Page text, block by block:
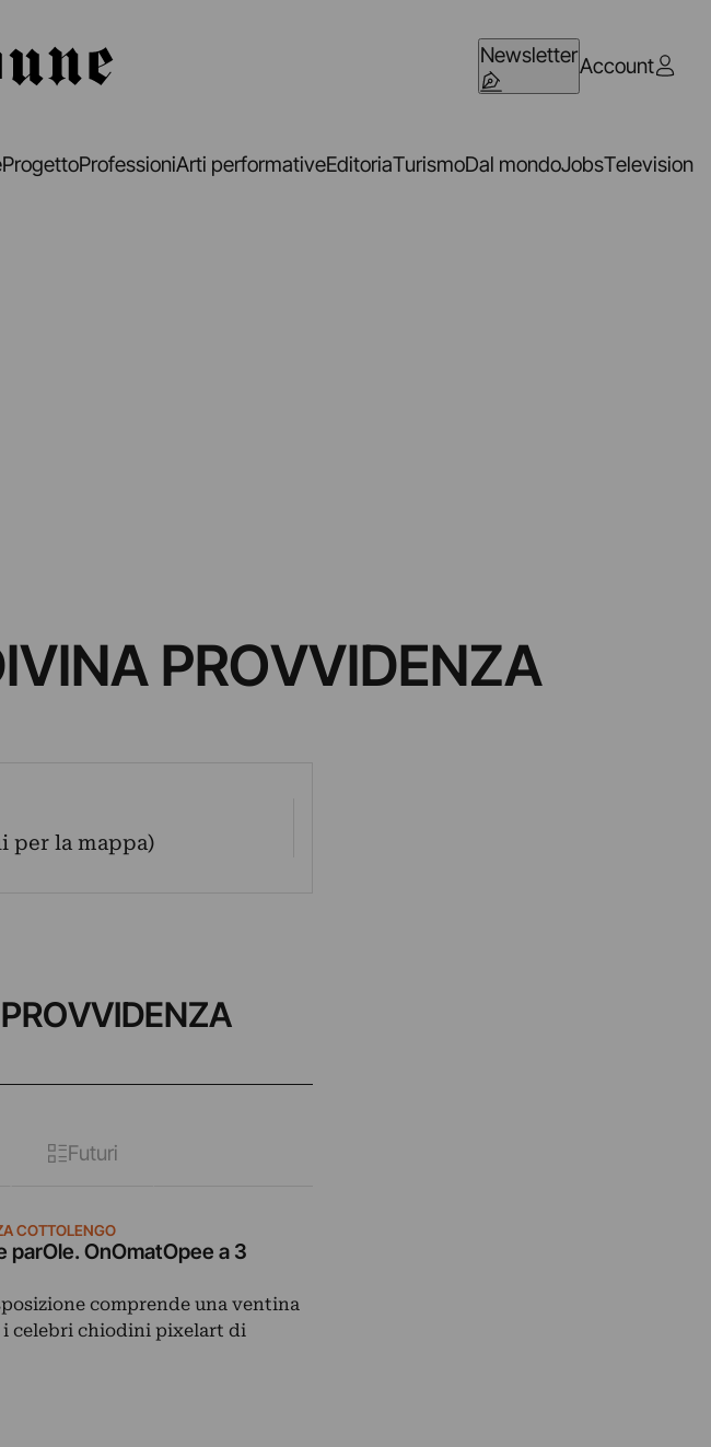
NewsletterAccount
ProgettoProfessioniArti performativeEditoriaTurismoDal mondoJobsTelevision
PROVVIDENZA
per la mappa)
Futuri
COTTOLENGO
parOle. OnOmatOpee a 3
comprende una ventina
i celebri chiodini pixelart di